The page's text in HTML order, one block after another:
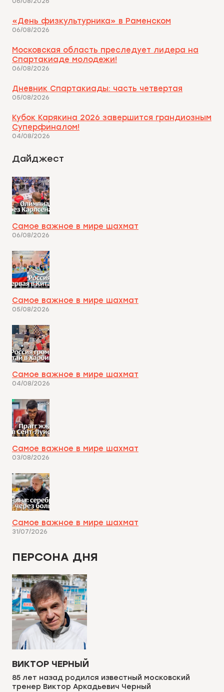
«День физкультурника» в Раменском
06/08/2026
Московская область преследует лидера на
Спартакиаде молодежи!
06/08/2026
Дневник Спартакиады: часть четвертая
05/08/2026
Кубок Карякина 2026 завершится грандиозным
Суперфиналом!
04/08/2026
Дайджест
Самое важное в мире шахмат
06/08/2026
Самое важное в мире шахмат
05/08/2026
Самое важное в мире шахмат
04/08/2026
Самое важное в мире шахмат
03/08/2026
Самое важное в мире шахмат
31/07/2026
ПЕРСОНА ДНЯ
ВИКТОР ЧЕРНЫЙ
85 лет назад родился известный московский
тренер Виктор Аркадьевич Черный